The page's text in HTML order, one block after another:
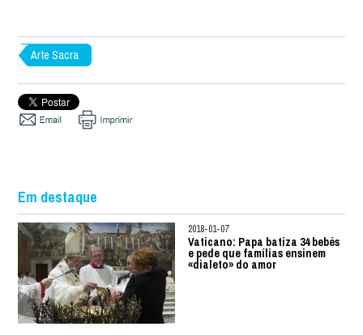
Arte Sacra
Em destaque
2018-01-07
Vaticano: Papa batiza 34 bebés
e pede que famílias ensinem
«dialeto» do amor